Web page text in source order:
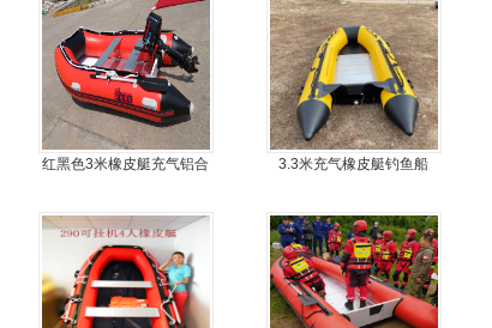
红黑色3米橡皮艇充气铝合
3.3米充气橡皮艇钓鱼船